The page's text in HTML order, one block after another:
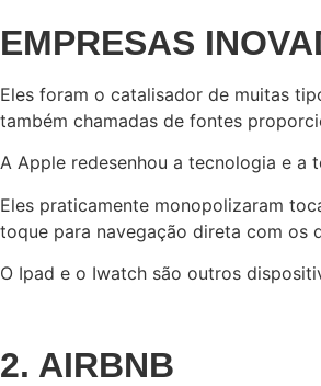
EMPRESAS
Eles foram o catalisador de muitas
também chamadas de fontes
A Apple redesenhou a tecnologia e a
Eles praticamente monopolizaram
toque para navegação direta com os
O Ipad e o Iwatch são outros
2. AIRBNB